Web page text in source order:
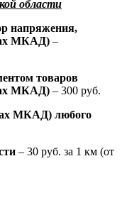
области
напряжения,
МКАД) –
товаров
МКАД) – 300 руб.
МКАД) любого
– 30 руб. за 1 км (от